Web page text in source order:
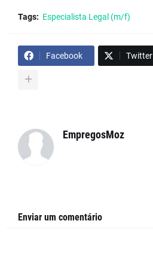
Tags: Especialista Legal (m/f)
Facebook Twitter
EmpregosMoz
Enviar um comentário